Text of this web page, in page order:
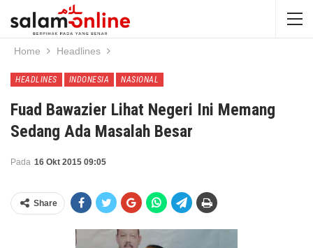
Home Headlines
HEADLINES INDONESIA NASIONAL
Fuad Bawazier Lihat Negeri Ini Memang
Sedang Ada Masalah Besar
Pada 16 Okt 2015 09:05
Share